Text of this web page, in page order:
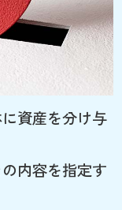
資産を分け与
内容を指定す